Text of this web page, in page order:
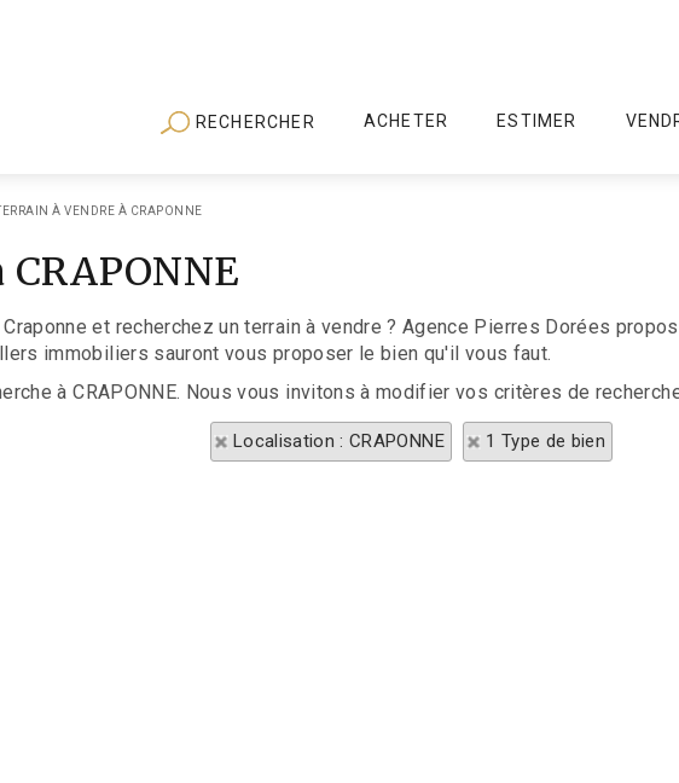
RECHERCHER ACHETER ESTIMER
À VENDRE À CRAPONNE
et recherchez un terrain à vendre ? Agence Pierres Dorées
immobiliers sauront vous proposer le bien qu'il vous faut.
à CRAPONNE. Nous vous invitons à modifier vos critères de
Localisation : CRAPONNE 1 Type de bien